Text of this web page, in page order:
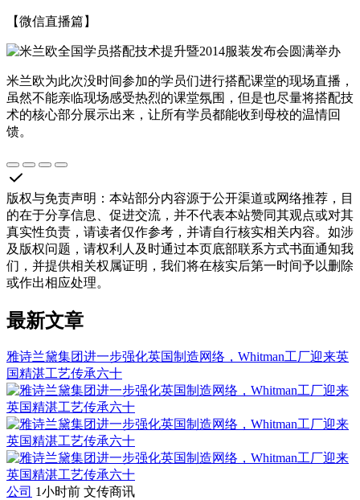
【微信直播篇】
米兰欧为此次没时间参加的学员们进行搭配课堂的现场直播，
虽然不能亲临现场感受热烈的课堂氛围，但是也尽量将搭配技
术的核心部分展示出来，让所有学员都能收到母校的温情回
馈。
版权与免责声明 ： 本站部分内容源于公开渠道或网络推荐，目
的在于分享信息、促进交流，并不代表本站赞同其观点或对其
真实性负责，请读者仅作参考，并请自行核实相关内容。如涉
及版权问题，请权利人及时通过本页底部联系方式书面通知我
们，并提供相关权属证明，我们将在核实后第一时间予以删除
或作出相应处理。
最新文章
雅诗兰黛集团进一步强化英国制造网络，Whitman工厂迎来英
国精湛工艺传承六十
公司 1小时前 文传商讯